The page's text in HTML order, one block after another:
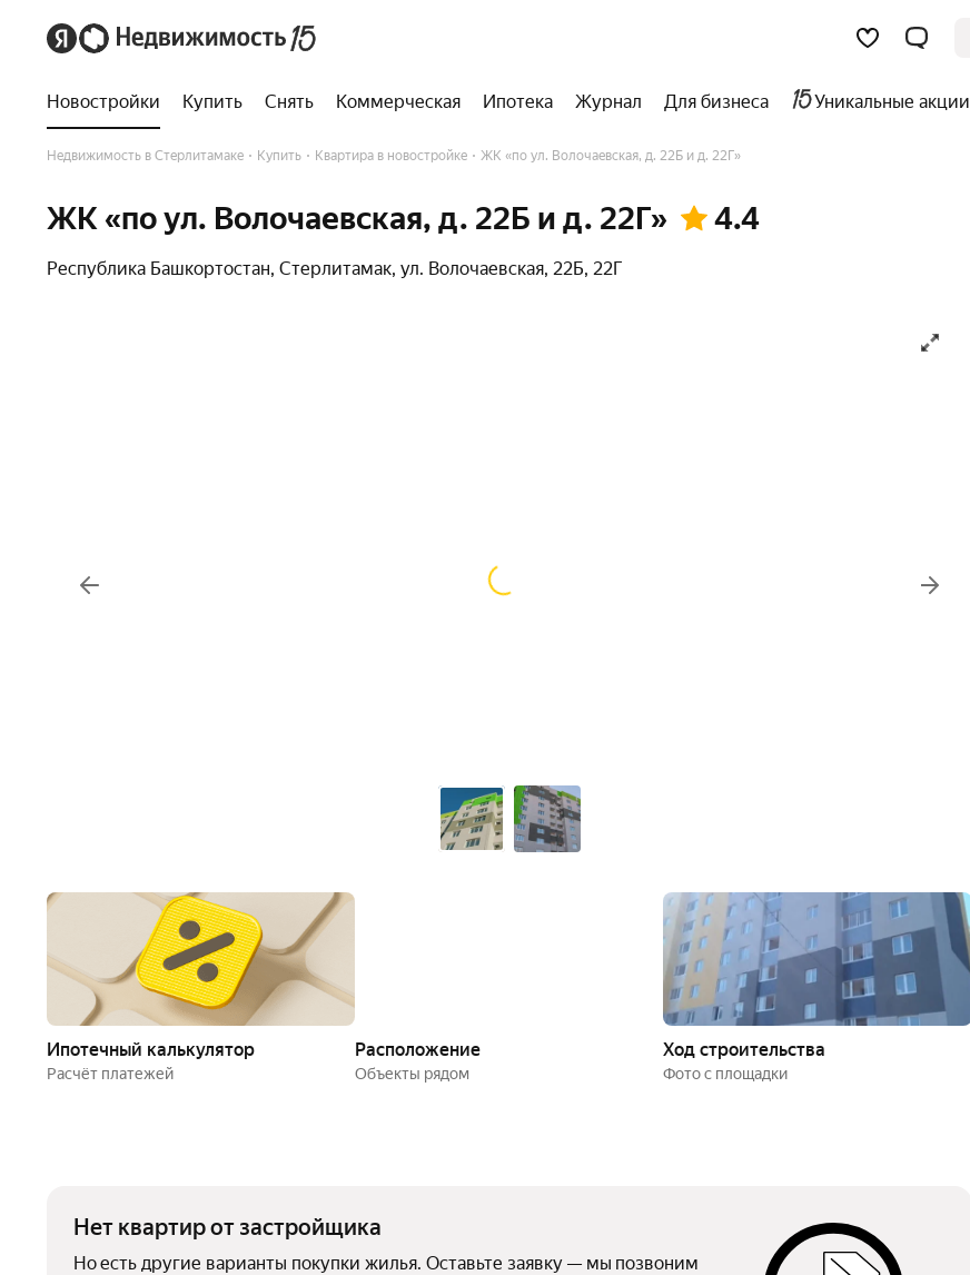
Новостройки Купить Снять Коммерческая Ипотека Журнал Для бизнеса Уникальные акции
Недвижимость в Стерлитамаке Купить Квартира в новостройке ЖК «по ул. Волочаевская, д. 22Б и д. 22Г»
ЖК «по ул. Волочаевская, д. 22Б и д. 22Г» 4.4
Республика Башкортостан, Стерлитамак, ул. Волочаевская, 22Б, 22Г
Ипотечный калькулятор
Расчёт платежей
Расположение
Объекты рядом
Ход строительства
Фото с площадки
Нет квартир от застройщика
Но есть другие варианты покупки жилья. Оставьте заявку — мы позвоним